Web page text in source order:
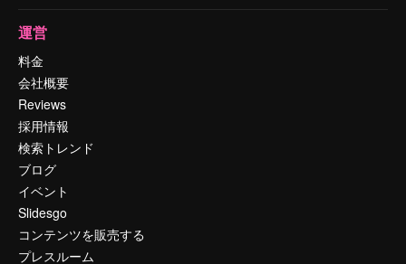
運営
料金
会社概要
Reviews
採用情報
検索トレンド
ブログ
イベント
Slidesgo
コンテンツを販売する
プレスルーム